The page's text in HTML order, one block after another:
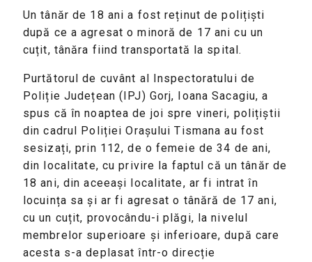
Un tânăr de 18 ani a fost reținut de polițiști
după ce a agresat o minoră de 17 ani cu un
cuțit, tânăra fiind transportată la spital.
Purtătorul de cuvânt al Inspectoratului de
Poliție Județean (IPJ) Gorj, Ioana Sacagiu, a
spus că în noaptea de joi spre vineri, polițiștii
din cadrul Poliției Orașului Tismana au fost
sesizați, prin 112, de o femeie de 34 de ani,
din localitate, cu privire la faptul că un tânăr de
18 ani, din aceeași localitate, ar fi intrat în
locuința sa și ar fi agresat o tânără de 17 ani,
cu un cuțit, provocându-i plăgi, la nivelul
membrelor superioare și inferioare, după care
acesta s-a deplasat într-o direcție